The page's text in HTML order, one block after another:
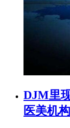
DJM里
医美机